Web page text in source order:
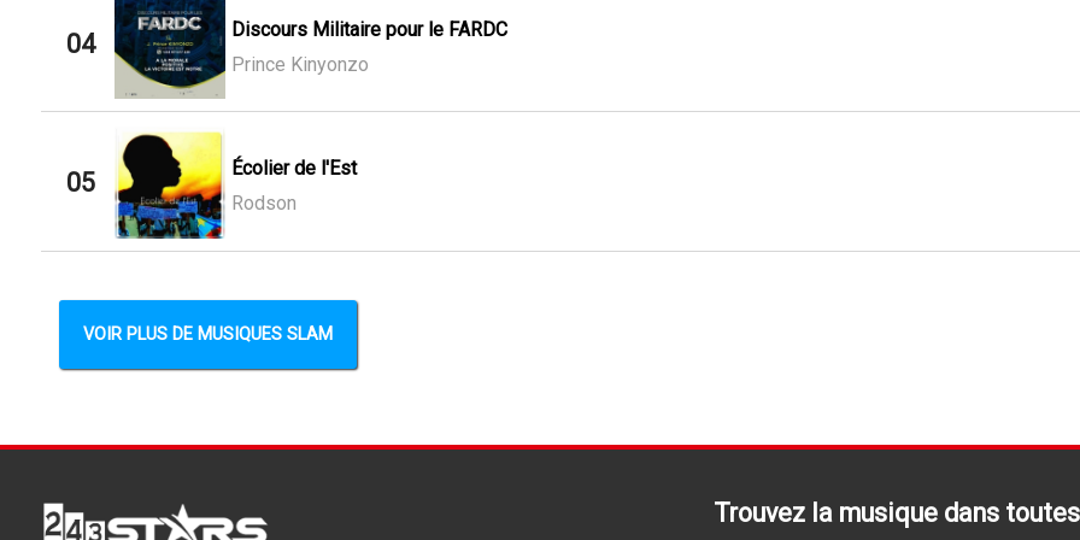
04
Discours Militaire pour le FARDC
Prince Kinyonzo
05
Écolier de l'Est
Rodson
VOIR PLUS DE MUSIQUES SLAM
Trouvez la musique dans